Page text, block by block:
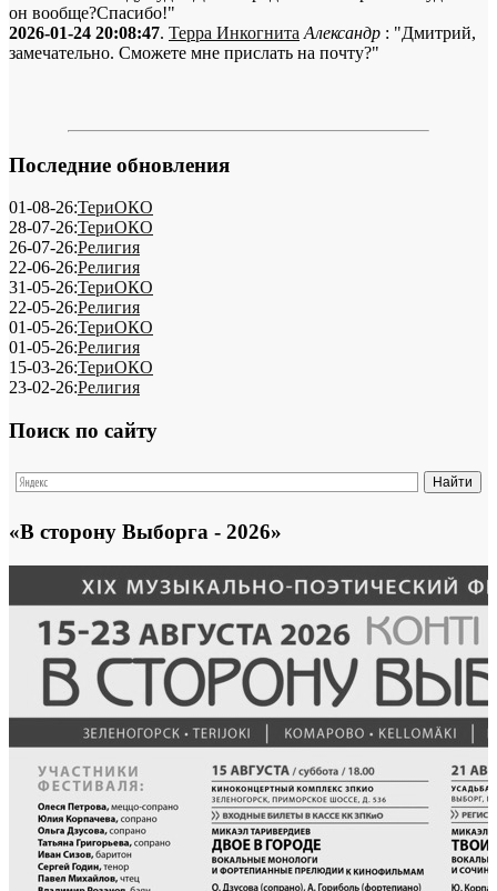
он вообще?Спасибо!"
2026-01-24 20:08:47. Терра Инкогнита Александр : "Дмитрий,
замечательно. Сможете мне прислать на почту?"
Последние обновления
01-08-26:ТериОКО
28-07-26:ТериОКО
26-07-26:Религия
22-06-26:Религия
31-05-26:ТериОКО
22-05-26:Религия
01-05-26:ТериОКО
01-05-26:Религия
15-03-26:ТериОКО
23-02-26:Религия
Поиск по сайту
«В сторону Выборга - 2026»